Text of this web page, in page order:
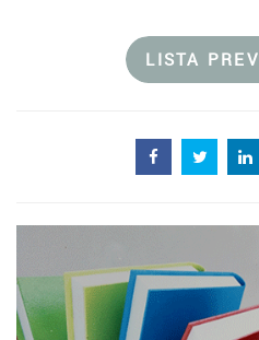
LISTA